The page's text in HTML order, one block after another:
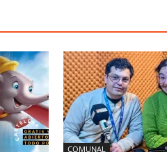
COMUNAL